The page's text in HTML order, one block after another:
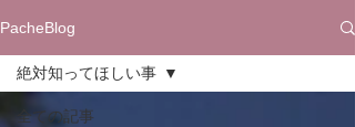
PacheBlog
全ての記事
絶対知ってほしい事